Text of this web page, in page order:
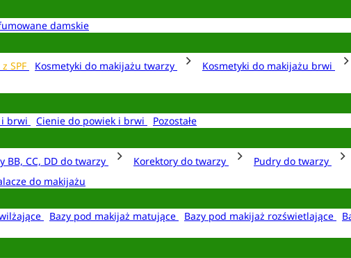
damskie
SPF Kosmetyki do makijażu twarzy Kosmetyki do makijażu brwi
i brwi Cienie do powiek i brwi
Pozostałe
BB, CC, DD do twarzy Korektory do twarzy Pudry do twarzy
do makijażu
Bazy pod makijaż matujące Bazy pod makijaż rozświetlające